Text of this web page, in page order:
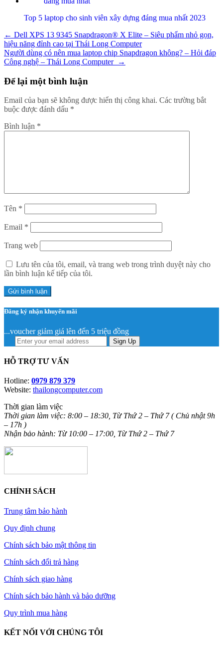
Top 5 laptop cho sinh viên xây dựng đáng mua nhất 2023
Điều
hướng
bài
viết
← Dell XPS 13 9345 Snapdragon® X Elite – Siêu phẩm nhỏ gọn,
hiệu năng đỉnh cao tại Thái Long Computer
Người dùng có nên mua laptop chip Snapdragon không? – Hỏi đáp
Công nghệ – Thái Long Computer →
Để lại một bình luận
Email của bạn sẽ không được hiển thị công khai. Các trường bắt
buộc được đánh dấu *
Bình luận *
Tên *
Email *
Trang web
Lưu tên của tôi, email, và trang web trong trình duyệt này cho
lần bình luận kế tiếp của tôi.
Đăng ký nhận khuyến mãi
...voucher giảm giá lên đến 5 triệu đồng
Sign Up
HỖ TRỢ TƯ VẤN
Hotline: 0979 879 379
Website: thailongcomputer.com
Thời gian làm việc
Thời gian làm việc: 8:00 – 18:30, Từ Thứ 2 – Thứ 7 ( Chủ nhật 9h
– 17h )
Nhận bảo hành: Từ 10:00 – 17:00, Từ Thứ 2 – Thứ 7
CHÍNH SÁCH
Trung tâm bảo hành
Quy định chung
Chính sách bảo mật thông tin
Chính sách đổi trả hàng
Chính sách giao hàng
Chính sách bảo hành và bảo dưỡng
Quy trình mua hàng
KẾT NỐI VỚI CHÚNG TÔI